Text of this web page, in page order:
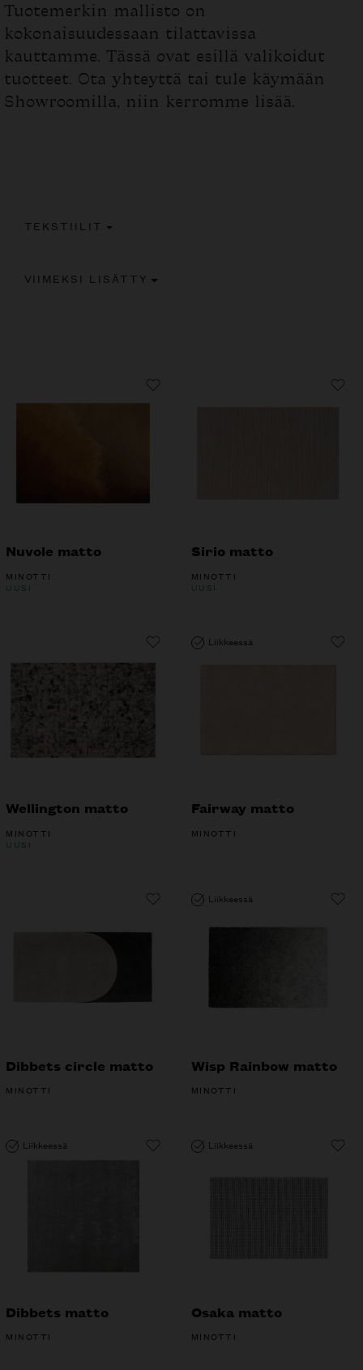
Tuotemerkin mallisto on
kokonaisuudessaan tilattavissa
kauttamme. Tässä ovat esillä valikoidut
tuotteet. Ota yhteyttä tai tule käymään
Showroomilla, niin kerromme lisää.
TEKSTIILIT
VIIMEKSI LISÄTTY
Nuvole matto
MINOTTI
UUSI
Sirio matto
MINOTTI
UUSI
Wellington matto
MINOTTI
UUSI
Liikkeessä
Fairway matto
MINOTTI
Dibbets circle matto
MINOTTI
Liikkeessä
Wisp Rainbow matto
MINOTTI
Liikkeessä
Dibbets matto
MINOTTI
Liikkeessä
Osaka matto
MINOTTI